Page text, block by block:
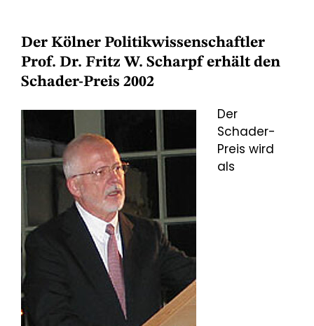
Der Kölner Politikwissenschaftler
Prof. Dr. Fritz W. Scharpf erhält den
Schader-Preis 2002
Der
Schader-
Preis wird
als